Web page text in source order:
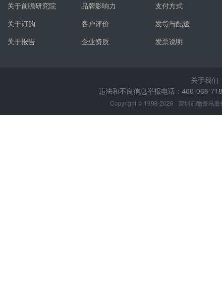
关于前瞻研究院
关于订购
关于报告
品牌影响力
客户评价
企业资质
支付方式
发货与配送
发票说明
关于我们
违法和不良信息举报电话：400-068-
Copyright © 1998-2026 深圳前瞻资讯股